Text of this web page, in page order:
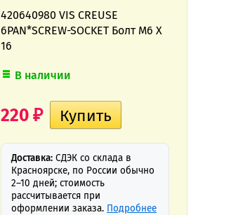
420640980 VIS CREUSE
6PAN*SCREW-SOCKET Болт M6 X
16
В наличии
220 ₽
Доставка: СДЭК со склада в
Красноярске, по России обычно
2–10 дней; стоимость
рассчитывается при
оформлении заказа. Подробнее